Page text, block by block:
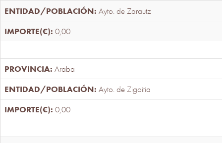
Ayto. de Zarautz
0,00
Araba
Ayto. de Zigoitia
0,00